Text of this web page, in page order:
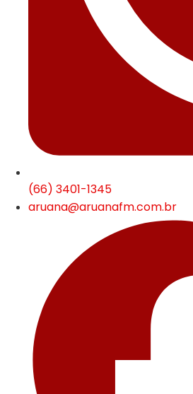
(66) 3401-1345
aruana@aruanafm.com.br